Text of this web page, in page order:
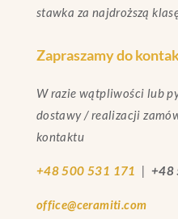
stawka za najdroższą
Zapraszamy do
W razie wątpliwości lub
dostawy / realizacji
kontaktu
+48 500 531 171 | +48
office@ceramiti.com